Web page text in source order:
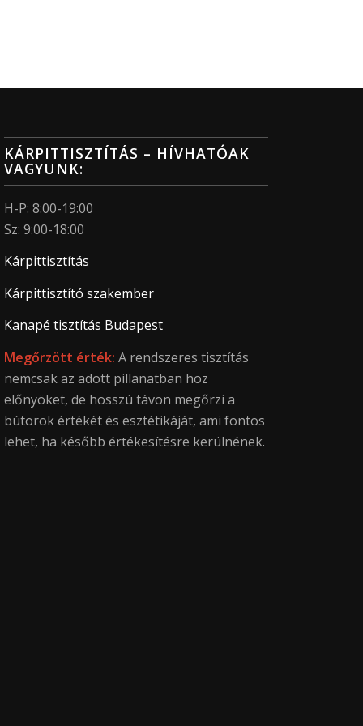
KÁRPITTISZTÍTÁS – HÍVHATÓAK
VAGYUNK:
H-P: 8:00-19:00
Sz: 9:00-18:00
Kárpittisztítás
Kárpittisztító szakember
Kanapé tisztítás Budapest
Megőrzött érték: A rendszeres tisztítás
nemcsak az adott pillanatban hoz
előnyöket, de hosszú távon megőrzi a
bútorok értékét és esztétikáját, ami fontos
lehet, ha később értékesítésre kerülnének.